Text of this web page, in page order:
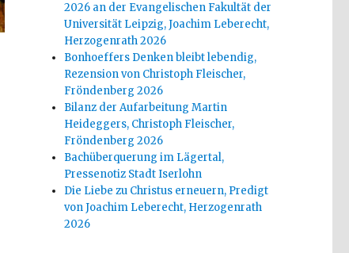
2026 an der Evangelischen Fakultät der
Universität Leipzig, Joachim Leberecht,
Herzogenrath 2026
Bonhoeffers Denken bleibt lebendig,
Rezension von Christoph Fleischer,
Fröndenberg 2026
Bilanz der Aufarbeitung Martin
Heideggers, Christoph Fleischer,
Fröndenberg 2026
Bachüberquerung im Lägertal,
Pressenotiz Stadt Iserlohn
Die Liebe zu Christus erneuern, Predigt
von Joachim Leberecht, Herzogenrath
2026